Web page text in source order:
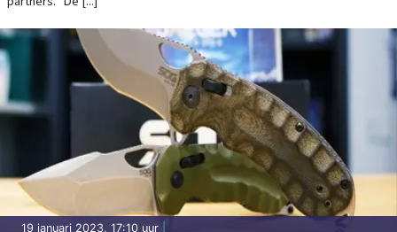
19 januari 2023, 17:10 uur